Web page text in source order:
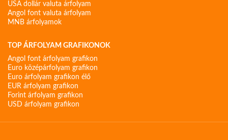
USA dollár valuta árfolyam
Angol font valuta árfolyam
MNB árfolyamok
TOP ÁRFOLYAM GRAFIKONOK
Angol font árfolyam grafikon
Euro középárfolyam grafikon
Euro árfolyam grafikon élő
EUR árfolyam grafikon
Forint árfolyam grafikon
USD árfolyam grafikon